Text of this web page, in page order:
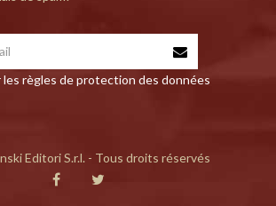
les règles de protection des données
Editori S.r.l. - Tous droits réservés